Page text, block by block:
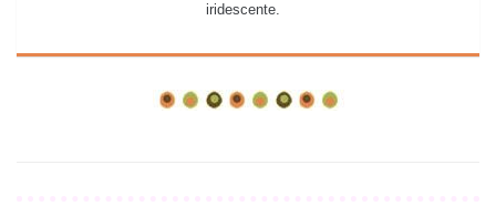
iridescente.